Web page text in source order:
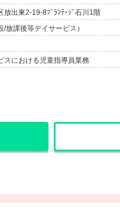
放出東2-19-8ﾌﾞﾗﾝﾃｰｼﾞ石川1階
放課後等デイサービス）
スにおける児童指導員業務